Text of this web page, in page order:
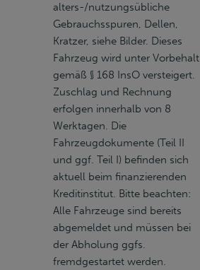
alters-/nutzungsübliche
Gebrauchsspuren, Dellen,
Kratzer, siehe Bilder. Dieses
Fahrzeug wird unter Vorbehalt
gemäß § 168 InsO versteigert.
Zuschlag und Rechnung
erfolgen innerhalb von 8
Werktagen. Die
Fahrzeugdokumente (Teil II
und ggf. Teil I) befinden sich
aktuell beim finanzierenden
Kreditinstitut. Bitte beachten:
Alle Fahrzeuge sind bereits
abgemeldet und müssen bei
der Abholung ggfs.
fremdgestartet werden.